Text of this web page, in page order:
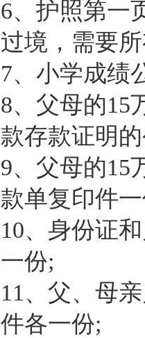
6、护照第一
过境，需要
7、小学成绩
8、父母的15
款存款证明
9、父母的15
款单复印件
10、身份证
一份;
11、父、母
件各一份;